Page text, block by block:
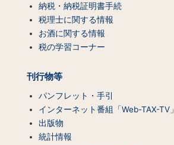
納税・納税証明書手続
税理士に関する情報
お酒に関する情報
税の学習コーナー
刊行物等
パンフレット・手引
インターネット番組「Web-TAX-TV」
出版物
統計情報